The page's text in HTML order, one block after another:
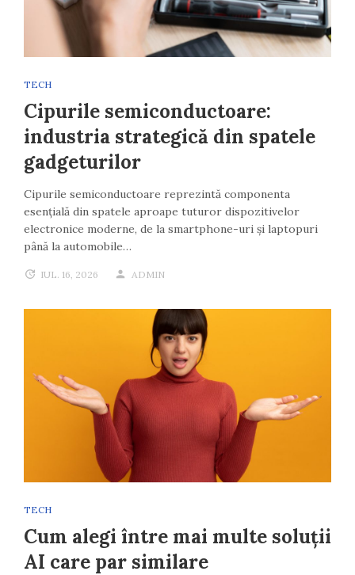
TECH
Cipurile semiconductoare:
industria strategică din spatele
gadgeturilor
Cipurile semiconductoare reprezintă componenta
esențială din spatele aproape tuturor dispozitivelor
electronice moderne, de la smartphone-uri și laptopuri
până la automobile…
IUL. 16, 2026 ADMIN
TECH
Cum alegi între mai multe soluții
AI care par similare